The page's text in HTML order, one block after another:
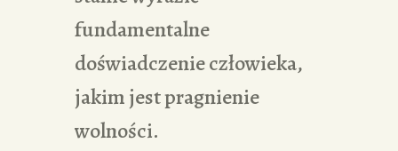
fundamentalne
doświadczenie człowieka,
jakim jest pragnienie
wolności.